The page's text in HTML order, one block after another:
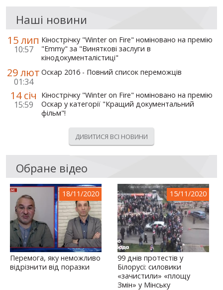
Наші новини
15 лип
10:57
Кінострічку "Winter on Fire" номіновано на премію
"Emmy" за "Виняткові заслуги в
кінодокументалістиці"
29 лют
01:34
Оскар 2016 - Повний список переможців
14 січ
15:59
Кінострічку "Winter on Fire" номіновано на премію
Оскар у категорії "Кращий документальний
фільм"!
ДИВИТИСЯ ВСІ НОВИНИ
Обране відео
18/11/2020
Перемога, яку неможливо
відрізнити від поразки
15/11/2020
99 днів протестів у
Білорусі: силовики
«зачистили» «площу
Змін» у Мінську